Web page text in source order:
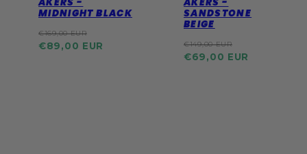
MIDNIGHT BLACK
Reguliere
prijs
€169,00 EUR
prijs
€89,00 EUR
SANDSTONE
BEIGE
Reguliere
prijs
€149,00 EUR
prijs
€69,00 EUR